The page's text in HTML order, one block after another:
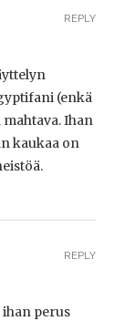
(enkä
Ihan
kaukaa on
REPLY
ihan perus
REPLY